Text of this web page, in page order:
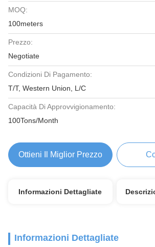
MOQ:
100meters
Prezzo:
Negotiate
Condizioni Di Pagamento:
T/T, Western Union, L/C
Capacità Di Approvvigionamento:
100Tons/Month
Ottieni Il Miglior Prezzo
Informazioni Dettagliate
Informazioni Dettagliate